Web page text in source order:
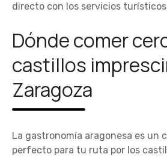
directo con los servicios
Dónde comer
castillos
Zaragoza
La gastronomía aragonesa es un
perfecto para tu ruta por los